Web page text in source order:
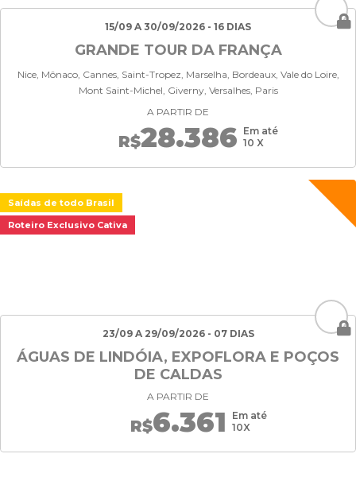
15/09 A 30/09/2026 - 16 DIAS
GRANDE TOUR DA FRANÇA
Nice, Mônaco, Cannes, Saint-Tropez, Marselha, Bordeaux, Vale do Loire,
Mont Saint-Michel, Giverny, Versalhes, Paris
A PARTIR DE
R$28.386 Em até
10 X
Saídas de todo Brasil
Roteiro Exclusivo Cativa
23/09 A 29/09/2026 - 07 DIAS
ÁGUAS DE LINDÓIA, EXPOFLORA E POÇOS
DE CALDAS
A PARTIR DE
R$6.361
Em até
10X